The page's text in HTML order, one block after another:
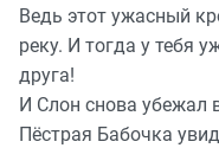
Ведь этот ужасный
реку. И тогда у тебя
друга!
И Слон снова убежал
Пёстрая Бабочка